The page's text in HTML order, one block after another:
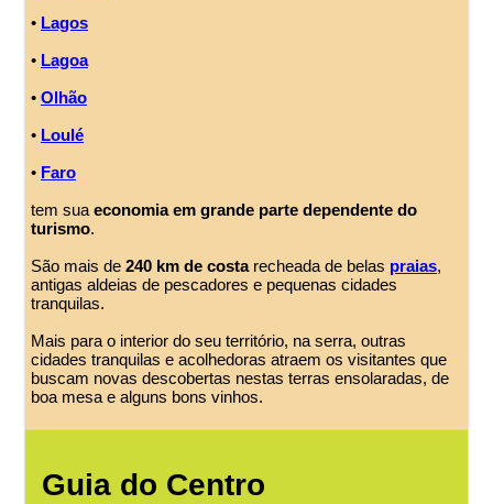
• Lagos
• Lagoa
• Olhão
• Loulé
• Faro
tem sua economia em grande parte dependente do
turismo.
São mais de 240 km de costarecheada de belas praias,
antigas aldeias de pescadores e pequenas cidades
tranquilas.
Mais para o interior do seu território, na serra, outras
cidades tranquilas e acolhedoras atraem os visitantes que
buscam novas descobertas nestas terras ensolaradas, de
boa mesa e alguns bons vinhos.
Guia do Centro